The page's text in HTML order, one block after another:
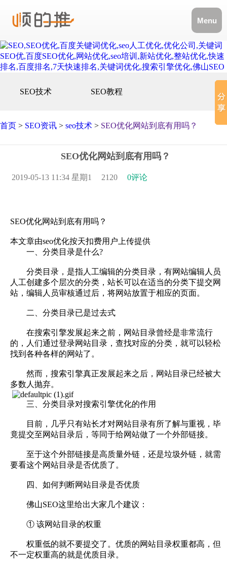
Menu
SEO技术 SEO教程
首页 > SEO资讯 > seo技术 > SEO优化网站到底有用吗？
SEO优化网站到底有用吗？
2019-05-13 11:34 星期1 2120 0评论
SEO优化网站到底有用吗？
本文章由seo优化按天扣费用户上传提供
一、分类目录是什么?
分类目录，是指人工编辑的分类目录，有网站编辑人员
人工创建多个层次的分类，站长可以在适当的分类下提交网
站，编辑人员审核通过后，将网站放置于相应的页面。
二、分类目录已是过去式
在搜索引擎发展起来之前，网站目录曾经是非常流行
的，人们通过登录网站目录，查找对应的分类，就可以轻松
找到各种各样的网站了。
然而，搜索引擎真正发展起来之后，网站目录已经被大
多数人抛弃。
三、分类目录对搜索引擎优化的作用
目前，几乎只有站长才对网站目录有所了解与重视，毕
竟提交至网站目录后，等同于给网站做了一个外部链接。
至于这个外部链接是高质量外链，还是垃圾外链，就需
要看这个网站目录是否优质了。
四、如何判断网站目录是否优质
佛山SEO这里给出大家几个建议：
① 该网站目录的权重
权重低的就不要提交了。优质的网站目录权重都高，但
不一定权重高的就是优质目录。